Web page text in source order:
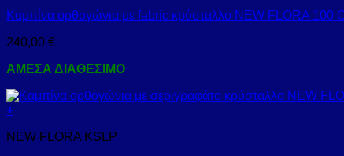
Καμπίνα ορθογώνια με fabric κρύσταλλο NEW FLORA
240,00 €
ΑΜΕΣΑ ΔΙΑΘΕΣΙΜΟ
+
NEW FLORA KSLP